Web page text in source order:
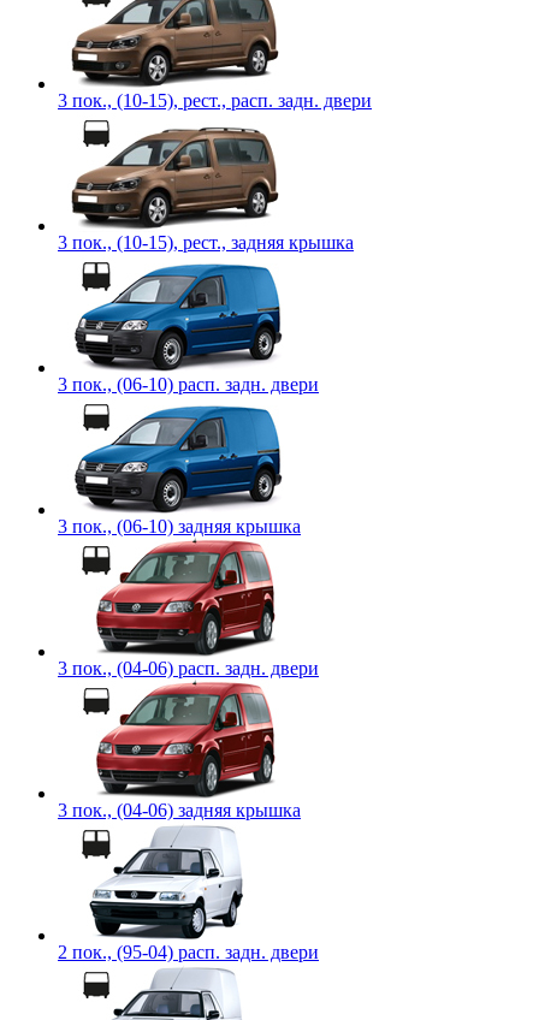
3 пок., (10-15), рест., расп. задн. двери
3 пок., (10-15), рест., задняя крышка
3 пок., (06-10) расп. задн. двери
3 пок., (06-10) задняя крышка
3 пок., (04-06) расп. задн. двери
3 пок., (04-06) задняя крышка
2 пок., (95-04) расп. задн. двери